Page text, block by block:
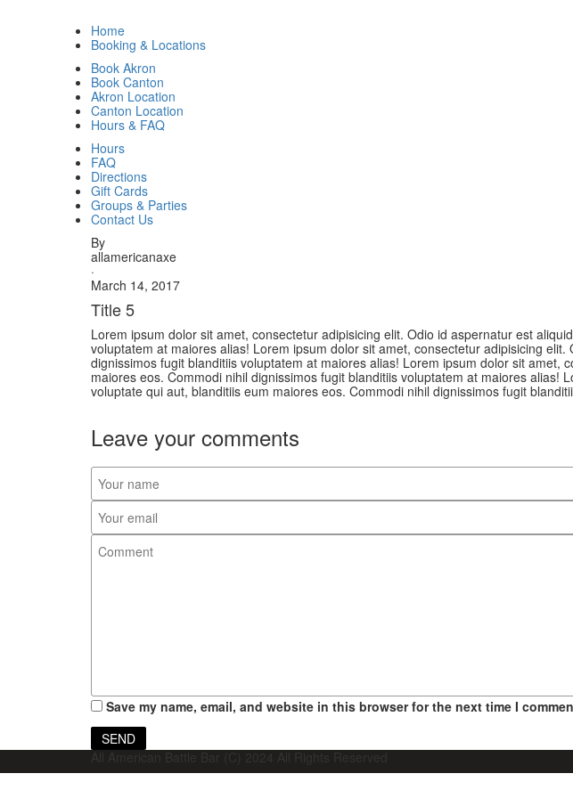
Home
Booking & Locations
Book Akron
Book Canton
Akron Location
Canton Location
Hours & FAQ
Hours
FAQ
Directions
Gift Cards
Groups & Parties
Contact Us
By
allamericanaxe
·
March 14, 2017
Title 5
Lorem ipsum dolor sit amet, consectetur adipisicing elit. Odio id aspernatur est
voluptatem at maiores alias! Lorem ipsum dolor sit amet, consectetur adipisicing
dignissimos fugit blanditiis voluptatem at maiores alias! Lorem ipsum dolor sit
maiores eos. Commodi nihil dignissimos fugit blanditiis voluptatem at maiores
voluptate qui aut, blanditiis eum maiores eos. Commodi nihil dignissimos fugit
Leave your comments
Save my name, email, and website in this browser for the next time I
All American Battle Bar (C) 2024 All Rights Reserved